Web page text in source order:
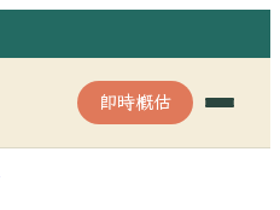
即時概估